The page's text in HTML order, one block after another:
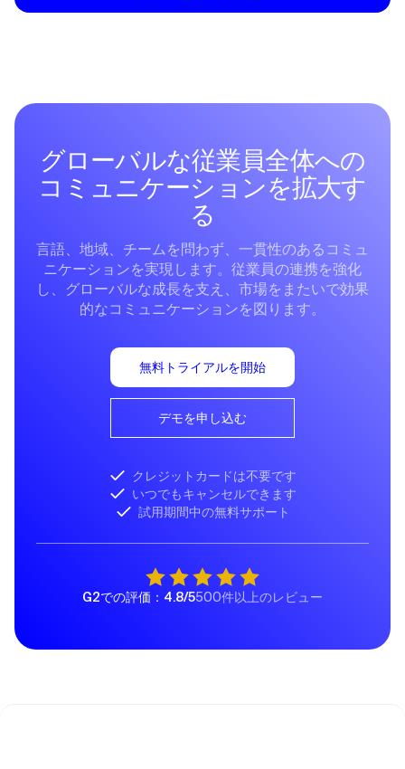
グローバルな従業員全体への
コミュニケーションを拡大す
る
言語、地域、チームを問わず、一貫性のあるコミュ
ニケーションを実現します。従業員の連携を強化
し、グローバルな成長を支え、市場をまたいで効果
的なコミュニケーションを図ります。
無料トライアルを開始
デモを申し込む
クレジットカードは不要です
いつでもキャンセルできます
試用期間中の無料サポート
G2での評価：4.8/5500件以上のレビュー